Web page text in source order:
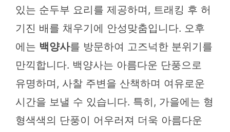
있는 순두부 요리를 제공하며, 트래킹 후 허
기진 배를 채우기에 안성맞춤입니다. 오후
에는 백양사를 방문하여 고즈넉한 분위기를
만끽합니다. 백양사는 아름다운 단풍으로
유명하며, 사찰 주변을 산책하며 여유로운
시간을 보낼 수 있습니다. 특히, 가을에는 형
형색색의 단풍이 어우러져 더욱 아름다운